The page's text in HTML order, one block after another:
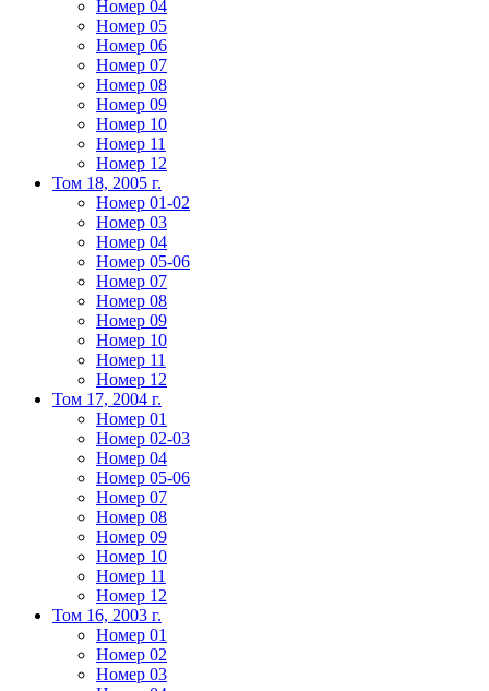
Номер 04
Номер 05
Номер 06
Номер 07
Номер 08
Номер 09
Номер 10
Номер 11
Номер 12
Том 18, 2005 г.
Номер 01-02
Номер 03
Номер 04
Номер 05-06
Номер 07
Номер 08
Номер 09
Номер 10
Номер 11
Номер 12
Том 17, 2004 г.
Номер 01
Номер 02-03
Номер 04
Номер 05-06
Номер 07
Номер 08
Номер 09
Номер 10
Номер 11
Номер 12
Том 16, 2003 г.
Номер 01
Номер 02
Номер 03